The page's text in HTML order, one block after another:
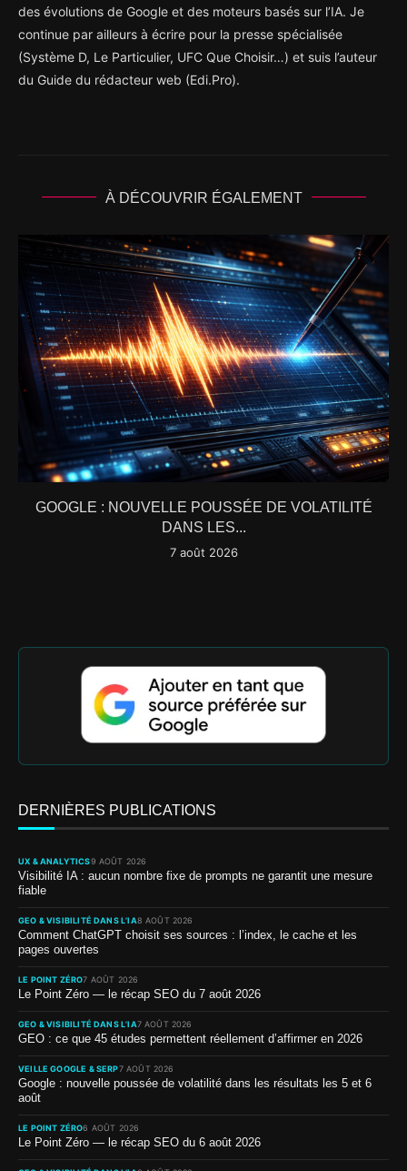
des évolutions de Google et des moteurs basés sur l’IA. Je
continue par ailleurs à écrire pour la presse spécialisée
(Système D, Le Particulier, UFC Que Choisir…) et suis l’auteur
du Guide du rédacteur web (Edi.Pro).
À DÉCOUVRIR ÉGALEMENT
GOOGLE : NOUVELLE POUSSÉE DE VOLATILITÉ
DANS LES...
7 août 2026
DERNIÈRES PUBLICATIONS
UX & ANALYTICS9 AOÛT 2026
Visibilité IA : aucun nombre fixe de prompts ne garantit une mesure
fiable
GEO & VISIBILITÉ DANS L’IA8 AOÛT 2026
Comment ChatGPT choisit ses sources : l’index, le cache et les
pages ouvertes
LE POINT ZÉRO7 AOÛT 2026
Le Point Zéro — le récap SEO du 7 août 2026
GEO & VISIBILITÉ DANS L’IA7 AOÛT 2026
GEO : ce que 45 études permettent réellement d’affirmer en 2026
VEILLE GOOGLE & SERP7 AOÛT 2026
Google : nouvelle poussée de volatilité dans les résultats les 5 et 6
août
LE POINT ZÉRO6 AOÛT 2026
Le Point Zéro — le récap SEO du 6 août 2026